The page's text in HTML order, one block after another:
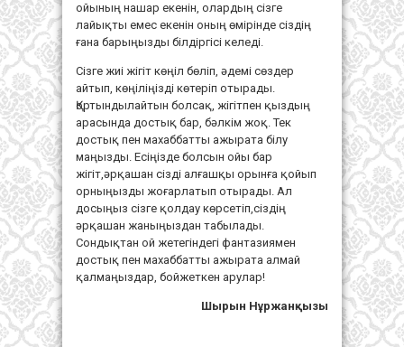
ойының нашар екенін, олардың сізге
лайықты емес екенін оның өмірінде сіздің
ғана барыңызды білдіргісі келеді.
Сізге жиі жігіт көңіл бөліп, әдемі сөздер
айтып, көңіліңізді көтеріп отырады.
Қортындылайтын болсақ, жігітпен қыздың
арасында достық бар, бәлкім жоқ. Тек
достық пен махаббатты ажырата білу
маңызды. Есіңізде болсын ойы бар
жігіт,әрқашан сізді алғашқы орынға қойып
орныңызды жоғарлатып отырады. Ал
досыңыз сізге қолдау көрсетіп,сіздің
әрқашан жаныңыздан табылады.
Сондықтан ой жетегіндегі фантазиямен
достық пен махаббатты ажырата алмай
қалмаңыздар, бойжеткен арулар!
Шырын Нұржанқызы